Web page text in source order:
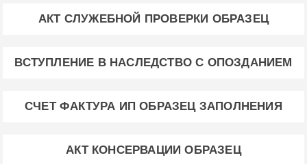
АКТ СЛУЖЕБНОЙ ПРОВЕРКИ ОБРАЗЕЦ
ВСТУПЛЕНИЕ В НАСЛЕДСТВО С ОПОЗДАНИЕМ
СЧЕТ ФАКТУРА ИП ОБРАЗЕЦ ЗАПОЛНЕНИЯ
АКТ КОНСЕРВАЦИИ ОБРАЗЕЦ